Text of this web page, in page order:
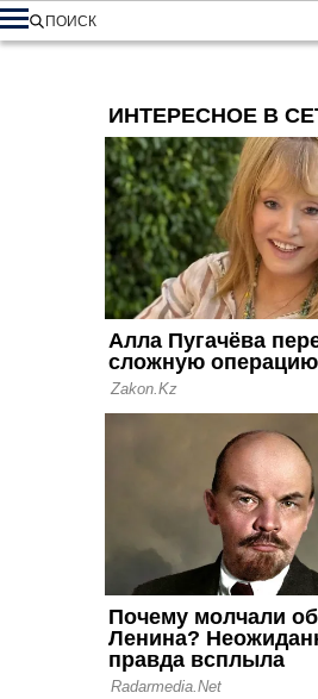
ПОИСК